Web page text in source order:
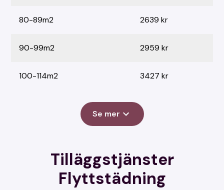
80-89m2 2639 kr
90-99m2 2959 kr
100-114m2 3427 kr
Se mer
Tilläggstjänster
Flyttstädning